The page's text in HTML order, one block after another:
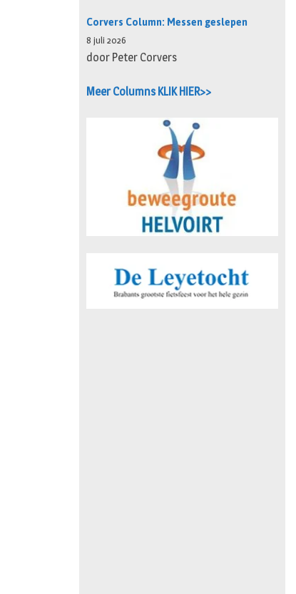
Corvers Column: Messen geslepen
8 juli 2026
door Peter Corvers
Meer Columns KLIK HIER>>